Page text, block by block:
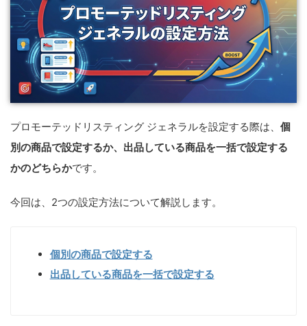
プロモーテッドリスティング ジェネラルを設定する際は、 個
別の商品で設定するか、出品している商品を一括で設定する
かのどちらかです。
今回は、2つの設定方法について解説します。
個別の商品で設定する
出品している商品を一括で設定する